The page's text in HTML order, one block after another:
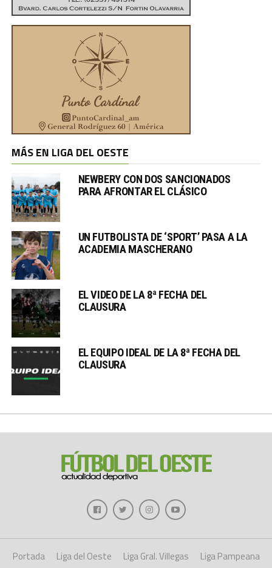
MÁS EN LIGA DEL OESTE
NEWBERY CON DOS SANCIONADOS
PARA AFRONTAR EL CLÁSICO
UN FUTBOLISTA DE ‘SPORT’ PASA A LA
ACADEMIA MASCHERANO
EL VIDEO DE LA 8ª FECHA DEL
CLAUSURA
EL EQUIPO IDEAL DE LA 8ª FECHA DEL
CLAUSURA
Portada Liga del Oeste Liga Gral. Villegas
Liga Pampeana